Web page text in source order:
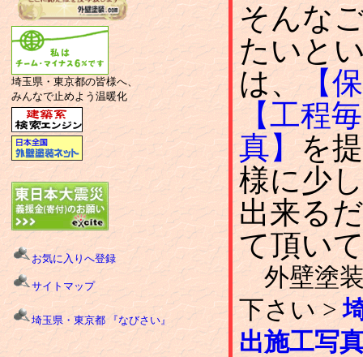
そんな
たいと
は、【
【工程
真】を
様に少
出来る
て頂い
外壁塗装
下さい >
出施工写
埼玉県・東京都の皆様へ、
みんなで止めよう温暖化
お気に入りへ登録
サイトマップ
埼玉県・東京都 『なびさい』